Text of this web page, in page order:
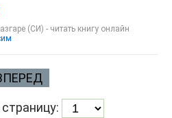
(СИ) - читать книгу онлайн